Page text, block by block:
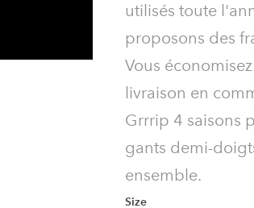
utilisés toute
proposons des
Vous
livraison en
Grrrip 4 saisons
gants demi-
ensemble.
Size